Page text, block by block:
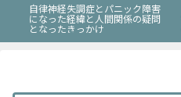
自律神経失調症とパニック障害
になった経緯と人間関係の疑問
となったきっかけ